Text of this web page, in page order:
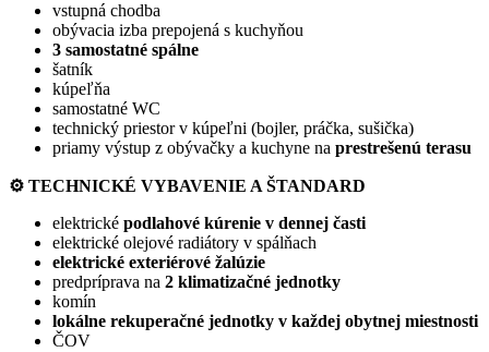
vstupná chodba
obývacia izba prepojená s kuchyňou
3 samostatné spálne
šatník
kúpeľňa
samostatné WC
technický priestor v kúpeľni (bojler, práčka, sušička)
priamy výstup z obývačky a kuchyne na prestrešenú terasu
⚙️ TECHNICKÉ VYBAVENIE A ŠTANDARD
elektrické podlahové kúrenie v dennej časti
elektrické olejové radiátory v spálňach
elektrické exteriérové žalúzie
predpríprava na 2 klimatizačné jednotky
komín
lokálne rekuperačné jednotky v každej obytnej miestnosti
ČOV